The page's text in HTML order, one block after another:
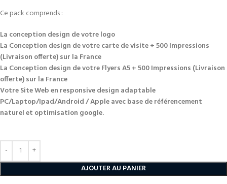
Ce pack comprends :
La conception design de votre logo
La Conception design de votre carte de visite + 500 Impressions
(Livraison offerte) sur la France
La Conception design de votre Flyers A5 + 500 Impressions (Livraison
offerte) sur la France
Votre Site Web en responsive design adaptable
PC/Laptop/Ipad/Android / Apple avec base de référencement
naturel et optimisation google.
AJOUTER AU PANIER